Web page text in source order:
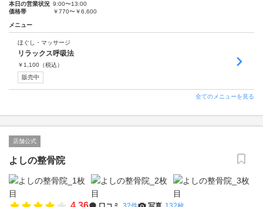
本日の営業状況 9:00〜13:00
価格帯
￥770〜￥6,600
メニュー
ほぐし・マッサージ
リラックス呼吸法
￥ 1,100 （税込）
販売中
全てのメニューを見る
店舗公式
よしの整骨院